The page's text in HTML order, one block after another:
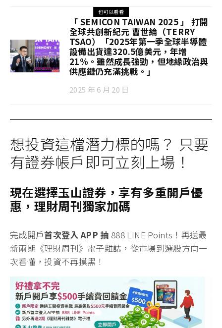
也可以看看
「 SEMICON TAIWAN 2025 」 打開
全球共創新紀元 曹世綸（TERRY
TSAO）「2025年第一季全球半導體
設備出貨達320.5億美元，年增
21%。雖然成長強勁，但地緣政治與
供應鏈仍充滿挑戰。」
2025 年 6 月 20 日
想投資這檔潛力標的嗎？ 只要
有證券帳戶即可立刻上場！
現在選擇玉山證券，享有多重開戶優
惠，理財周刊獨家加碼
完成開戶首次登入 APP 抽 888 LINE Points！ 再送最
新兩期《理財周刊》電子雜誌 ，從市場到選股方向一
次看懂，投資不再摸黑！